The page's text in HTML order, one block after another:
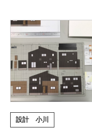
設計 小川